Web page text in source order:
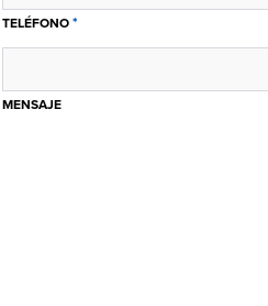
TELÉFONO *
MENSAJE